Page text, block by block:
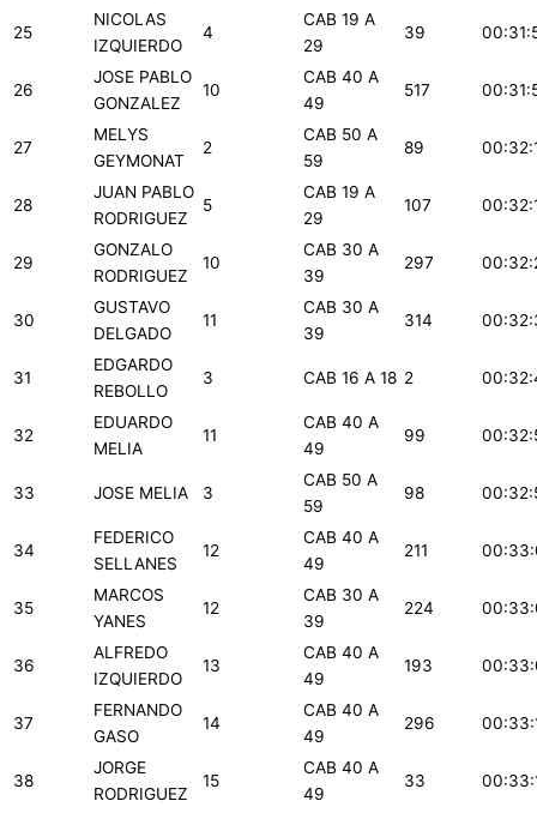
25
NICOLAS
IZQUIERDO
4
CAB 19 A
29
39
26
JOSE PABLO
GONZALEZ
10
CAB 40 A
49
517
27
MELYS
GEYMONAT
2
CAB 50 A
59
89
28
JUAN PABLO
RODRIGUEZ
5
CAB 19 A
29
107
29
GONZALO
RODRIGUEZ
10
CAB 30 A
39
297
30
GUSTAVO
DELGADO
11
CAB 30 A
39
314
31
EDGARDO
REBOLLO
3 CAB 16 A 18 2
32
EDUARDO
MELIA
11
CAB 40 A
49
99
33 JOSE MELIA 3
CAB 50 A
59
98
34
FEDERICO
SELLANES
12
CAB 40 A
49
211
35
MARCOS
YANES
12
CAB 30 A
39
224
36
ALFREDO
IZQUIERDO
13
CAB 40 A
49
193
37
FERNANDO
GASO
14
CAB 40 A
49
296
38
JORGE
RODRIGUEZ
15
CAB 40 A
49
33